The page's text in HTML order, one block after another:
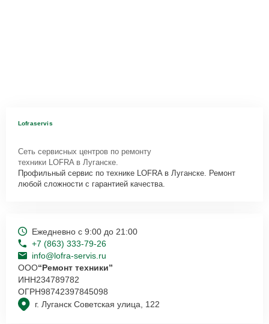
Lofraservis
Сеть сервисных центров по ремонту
техники LOFRA в Луганске.
Профильный сервис по технике LOFRA в Луганске. Ремонт
любой сложности с гарантией качества.
г. Луганск Советская улица, 122
Ежедневно с 9:00 до 21:00
+7 (863) 333-79-26
info@lofra-servis.ru
ООО“Ремонт техники”
ИНН234789782
ОГРН98742397845098